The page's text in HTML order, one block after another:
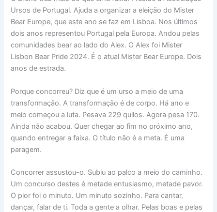
Ursos de Portugal. Ajuda a organizar a eleição do Mister
Bear Europe, que este ano se faz em Lisboa. Nos últimos
dois anos representou Portugal pela Europa. Andou pelas
comunidades bear ao lado do Alex. O Alex foi Mister
Lisbon Bear Pride 2024. É o atual Mister Bear Europe. Dois
anos de estrada.
Porque concorreu? Diz que é um urso a meio de uma
transformação. A transformação é de corpo. Há ano e
meio começou a luta. Pesava 229 quilos. Agora pesa 170.
Ainda não acabou. Quer chegar ao fim no próximo ano,
quando entregar a faixa. O título não é a meta. É uma
paragem.
Concorrer assustou-o. Subiu ao palco a meio do caminho.
Um concurso destes é metade entusiasmo, metade pavor.
O pior foi o minuto. Um minuto sozinho. Para cantar,
dançar, falar de ti. Toda a gente a olhar. Pelas boas e pelas